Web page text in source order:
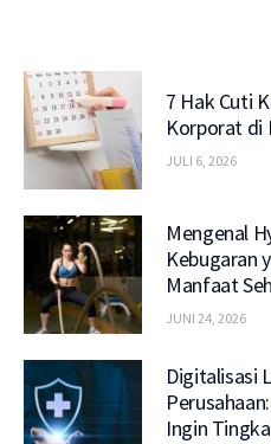
7 Hak Cuti
Korporat di
JULI 6, 2026
Mengenal
Kebugaran
Manfaat
JUNI 24, 2026
Digitalisasi
Ingin